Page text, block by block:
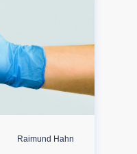
Raimund Hahn